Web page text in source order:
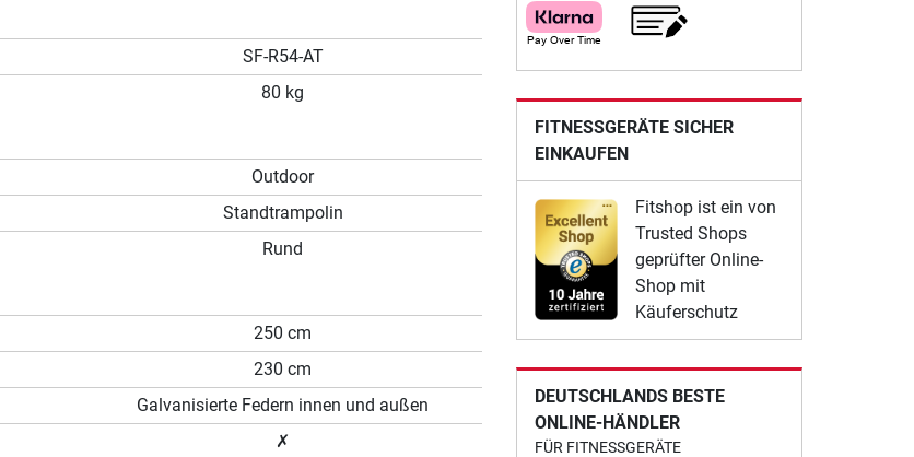
SF-R54-AT
80 kg
Outdoor
Standtrampolin
Rund
250 cm
230 cm
Galvanisierte Federn innen und außen
✗
FITNESSGERÄTE SICHER
EINKAUFEN
Fitshop ist ein von
Trusted Shops
geprüfter Online-
Shop mit
Käuferschutz
DEUTSCHLANDS BESTE
ONLINE-HÄNDLER
FÜR FITNESSGERÄTE